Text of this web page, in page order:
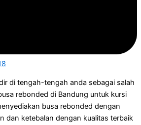
di tengah-tengah anda sebagai salah
rebonded di Bandung untuk kursi
busa rebonded dengan
dan ketebalan dengan kualitas terbaik